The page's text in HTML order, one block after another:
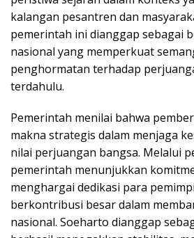
kalangan pesantren dan
pemerintah ini dianggap sebagai
nasional yang memperkuat
penghormatan terhadap
terdahulu.
Pemerintah menilai bahwa
makna strategis dalam menjaga
nilai perjuangan bangsa. Melalui
pemerintah menunjukkan
menghargai dedikasi para
berkontribusi besar dalam
nasional. Soeharto dianggap